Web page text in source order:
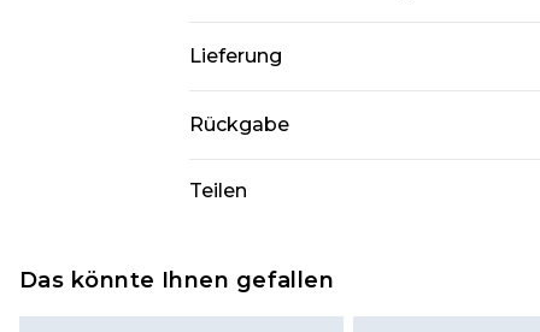
Lieferung
Deutschland Standardlieferung
Bis zu 8 Werktage
Deutschland Expresslieferung
Austria Standardlieferung
Bis zu 7 Werktage
Rückgabe
Kosmetikartikel, Piercing-
Teilen
Das könnte Ihnen gefallen